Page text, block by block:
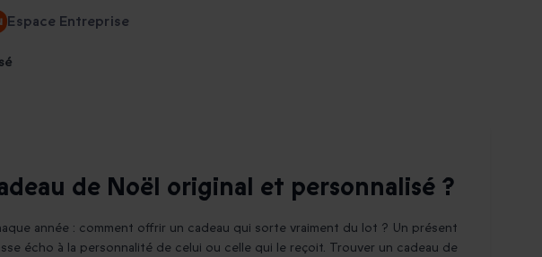
Espace Entreprise
de Noël original et personnalisé ?
année : comment offrir un cadeau qui sorte vraiment du lot ? Un présent
écho à la personnalité de celui ou celle qui le reçoit. Trouver un cadeau de